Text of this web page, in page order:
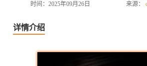
时间：2025年09月26日 来源：
详情介绍